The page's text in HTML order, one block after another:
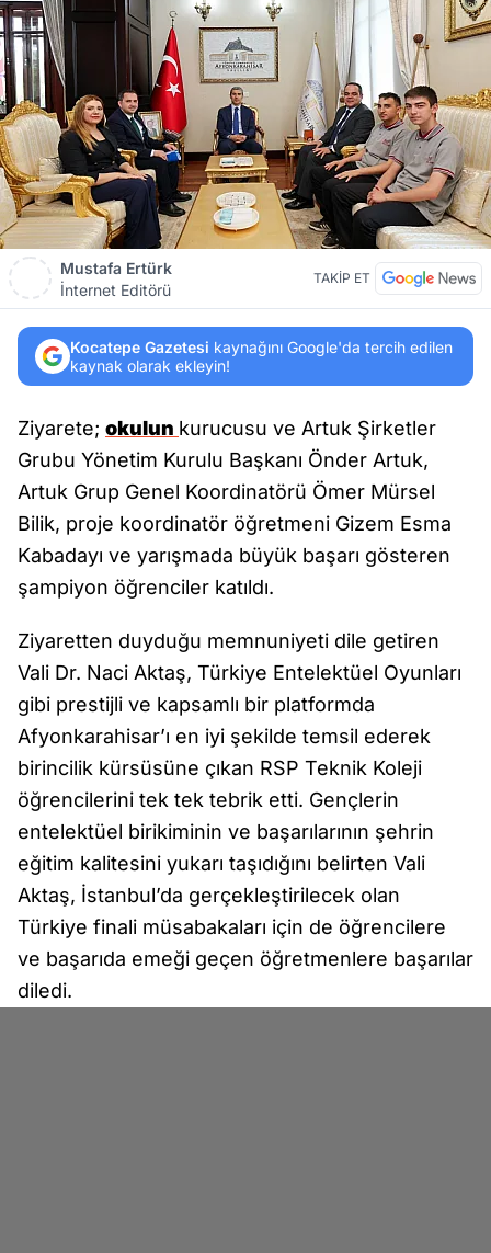
Mustafa Ertürk
İnternet Editörü
TAKİP ET
Kocatepe Gazetesi kaynağını Google'da tercih edilen
kaynak olarak ekleyin!
Ziyarete; okulun kurucusu ve Artuk Şirketler
Grubu Yönetim Kurulu Başkanı Önder Artuk,
Artuk Grup Genel Koordinatörü Ömer Mürsel
Bilik, proje koordinatör öğretmeni Gizem Esma
Kabadayı ve yarışmada büyük başarı gösteren
şampiyon öğrenciler katıldı.
Ziyaretten duyduğu memnuniyeti dile getiren
Vali Dr. Naci Aktaş, Türkiye Entelektüel Oyunları
gibi prestijli ve kapsamlı bir platformda
Afyonkarahisar’ı en iyi şekilde temsil ederek
birincilik kürsüsüne çıkan RSP Teknik Koleji
öğrencilerini tek tek tebrik etti. Gençlerin
entelektüel birikiminin ve başarılarının şehrin
eğitim kalitesini yukarı taşıdığını belirten Vali
Aktaş, İstanbul’da gerçekleştirilecek olan
Türkiye finali müsabakaları için de öğrencilere
ve başarıda emeği geçen öğretmenlere başarılar
diledi.